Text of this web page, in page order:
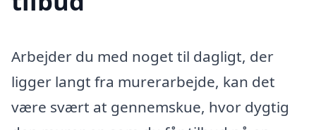
Arbejder du med noget til dagligt, der
ligger langt fra murerarbejde, kan det
være svært at gennemskue, hvor dygtig